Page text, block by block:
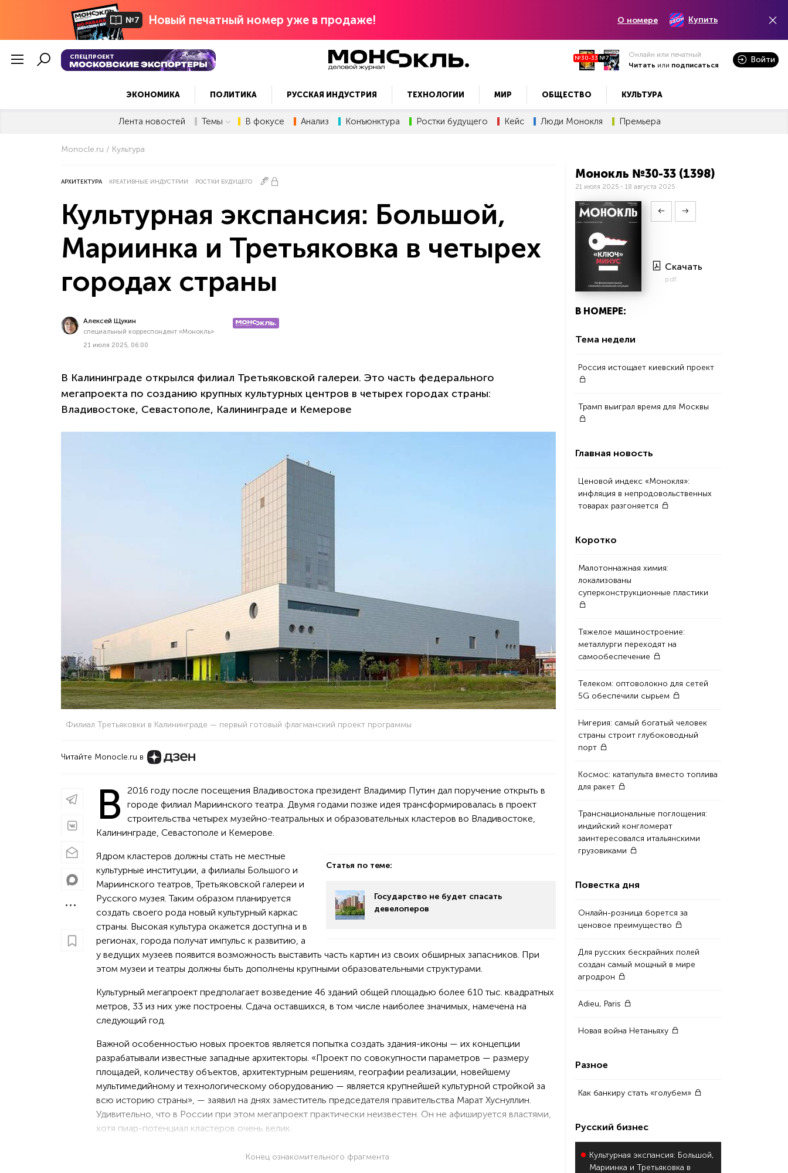
№7 Новый печатный номер уже в продаже! О номере Купить
СПЕЦПРОЕКТ №30-33 №7
Онлайн или печатный
Читать или подписаться
Войти
ЭКОНОМИКА ПОЛИТИКА РУССКАЯ ИНДУСТРИЯ ТЕХНОЛОГИИ МИР ОБЩЕСТВО КУЛЬТУРА
Лента новостей Темы В фокусе Анализ Конъюнктура Ростки будущего Кейс Люди Монокля Премьера
Monocle.ru Культура
АРХИТЕКТУРА КРЕАТИВНЫЕ ИНДУСТРИИ РОСТКИ БУДУЩЕГО
Культурная экспансия: Большой,
Мариинка и Третьяковка в четырех
городах страны
Алексей Щукин
специальный корреспондент «Монокль»
21 июля 2025, 06:00
В Калининграде открылся филиал Третьяковской галереи. Это часть федерального
мегапроекта по созданию крупных культурных центров в четырех городах страны:
Владивостоке, Севастополе, Калининграде и Кемерове
Филиал Третьяковки в Калининграде — первый готовый флагманский проект программы
Читайте Monocle.ru в
В
2016 году после посещения Владивостока президент Владимир Путин дал поручение открыть в
городе филиал Мариинского театра. Двумя годами позже идея трансформировалась в проект
строительства четырех музейно-театральных и образовательных кластеров во Владивостоке,
Калининграде, Севастополе и Кемерове.
Статья по теме:
Государство не будет спасать
девелоперов
Ядром кластеров должны стать не местные
культурные институции, а филиалы Большого и
Мариинского театров, Третьяковской галереи и
Русского музея. Таким образом планируется
создать своего рода новый культурный каркас
страны. Высокая культура окажется доступна и в
регионах, города получат импульс к развитию, а
у ведущих музеев появится возможность выставить часть картин из своих обширных запасников. При
этом музеи и театры должны быть дополнены крупными образовательными структурами.
Культурный мегапроект предполагает возведение 46 зданий общей площадью более 610 тыс. квадратных
метров, 33 из них уже построены. Сдача оставшихся, в том числе наиболее значимых, намечена на
следующий год.
Важной особенностью новых проектов является попытка создать здания-иконы — их концепции
разрабатывали известные западные архитекторы. «Проект по совокупности параметров — размеру
площадей, количеству объектов, архитектурным решениям, географии реализации, новейшему
мультимедийному и технологическому оборудованию — является крупнейшей культурной стройкой за
всю историю страны», — заявил на днях заместитель председателя правительства Марат Хуснуллин.
Удивительно, что в России при этом мегапроект практически неизвестен. Он не афишируется властями,
хотя пиар-потенциал кластеров очень велик.
Конец ознакомительного фрагмента
Монокль №30-33 (1398)
21 июля 2025 - 18 августа 2025
Скачать
pdf
В НОМЕРЕ:
Тема недели
Россия истощает киевский проект
Трамп выиграл время для Москвы
Главная новость
Ценовой индекс «Монокля»:
инфляция в непродовольственных
товарах разгоняется
Коротко
Малотоннажная химия:
локализованы
суперконструкционные пластики
Тяжелое машиностроение:
металлурги переходят на
самообеспечение
Телеком: оптоволокно для сетей
5G обеспечили сырьем
Нигерия: самый богатый человек
страны строит глубоководный
порт
Космос: катапульта вместо топлива
для ракет
Транснациональные поглощения:
индийский конгломерат
заинтересовался итальянскими
грузовиками
Повестка дня
Онлайн-розница борется за
ценовое преимущество
Для русских бескрайних полей
создан самый мощный в мире
агродрон
Adieu, Paris
Новая война Нетаньяху
Разное
Как банкиру стать «голубем»
Русский бизнес
Культурная экспансия: Большой,
Мариинка и Третьяковка в